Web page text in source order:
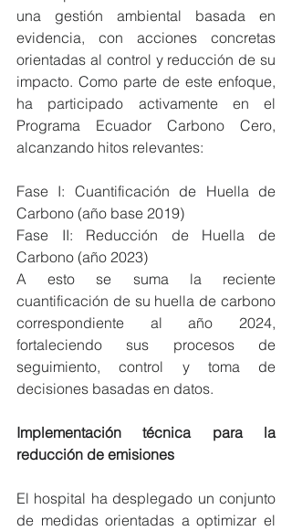
una gestión ambiental basada en
evidencia, con acciones concretas
orientadas al control y reducción de su
impacto. Como parte de este enfoque,
ha participado activamente en el
Programa Ecuador Carbono Cero,
alcanzando hitos relevantes:
Fase I: Cuantificación de Huella de
Carbono (año base 2019)
Fase II: Reducción de Huella de
Carbono (año 2023)
A esto se suma la reciente
cuantificación de su huella de carbono
correspondiente al año 2024,
fortaleciendo sus procesos de
seguimiento, control y toma de
decisiones basadas en datos.
Implementación técnica para la
reducción de emisiones
El hospital ha desplegado un conjunto
de medidas orientadas a optimizar el